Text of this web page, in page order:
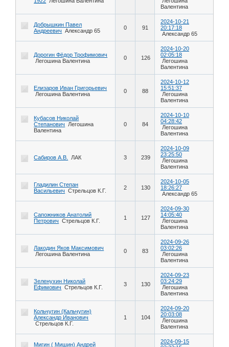
Валентина
Добрышкин Павел
Андреевич
Александр 65 0 91
2024-10-21
20:17:18
Александр 65
Дорогин Фёдор Трофимович
Легошина Валентина
0 126
2024-10-20
02:05:18
Легошина
Валентина
Елизаров Иван Григорьевич
Легошина Валентина
0 88
2024-10-12
15:51:37
Легошина
Валентина
Кубасов Николай
Степанович
Легошина
Валентина
0 84
2024-10-10
04:28:42
Легошина
Валентина
Сабиров А.В. ЛАК 3 239
2024-10-09
23:25:50
Легошина
Валентина
Гладилин Степан
Васильевич
Стрельцов К.Г. 2 130
2024-10-05
18:26:27
Александр 65
Сапожников Анатолий
Петрович
Стрельцов К.Г. 1 127
2024-09-30
14:05:40
Легошина
Валентина
Лакодин Яков Максимович
Легошина Валентина
0 83
2024-09-26
03:02:26
Легошина
Валентина
Зеленухин Николай
Ефимович
Стрельцов К.Г. 3 130
2024-09-23
03:24:29
Легошина
Валентина
Кольчугин (Кальчугин)
Александр Иванович
Стрельцов К.Г.
1 104
2024-09-20
20:03:08
Легошина
Валентина
Мигин ( Мишин) Андрей
2024-09-15